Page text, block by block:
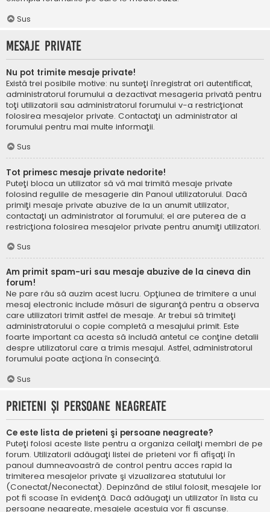
Sus
Mesaje private
Nu pot trimite mesaje private!
Există trei posibile motive: nu sunteţi înregistrat ori autentificat,
administratorul forumului a dezactivat mesageria privată pentru
toţi utilizatorii sau administratorul forumului v-a restricţionat
folosirea mesajelor private. Contactaţi un administrator al
forumului pentru mai multe informaţii.
Sus
Tot primesc mesaje private nedorite!
Puteţi bloca un utilizator să vă mai trimită mesaje private
folosind regulile de mesagerie din Panoul utilizatorului. Dacă
primiţi mesaje private abuzive de la un anumit utilizator,
contactaţi un administrator al forumului; el are puterea de a
restricţiona folosirea mesajelor private pentru anumiţi utilizatori.
Sus
Am primit spam-uri sau mesaje abuzive de la cineva din
forum!
Ne pare rău să auzim acest lucru. Opţiunea de trimitere a unui
mesaj electronic include măsuri de siguranţă pentru a observa
care utilizatori trimit astfel de mesaje. Ar trebui să trimiteţi
administratorului o copie completă a mesajului primit. Este
foarte important ca acesta să includă antetul ce conţine detalii
despre utilizatorul care a trimis mesajul. Astfel, administratorul
forumului poate acţiona în consecinţă.
Sus
Prieteni şi persoane neagreate
Ce este lista de prieteni şi persoane neagreate?
Puteţi folosi aceste liste pentru a organiza ceilalţi membri de pe
forum. Utilizatorii adăugaţi listei de prieteni vor fi afişaţi în
panoul dumneavoastră de control pentru acces rapid la
trimiterea mesajelor private şi vizualizarea statutului lor
(Conectat/Neconectat). Depinzând de stilul folosit, mesajele lor
pot fi scoase în evidenţă. Dacă adăugaţi un utilizator în lista cu
persoane neagreate, mesajele acestuia vor fi ascunse.